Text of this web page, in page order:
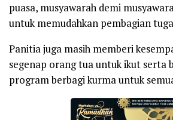
puasa, musyawarah demi
untuk memudahkan pembagian
Panitia juga masih memberi
segenap orang tua untuk ikut serta
program berbagi kurma untuk